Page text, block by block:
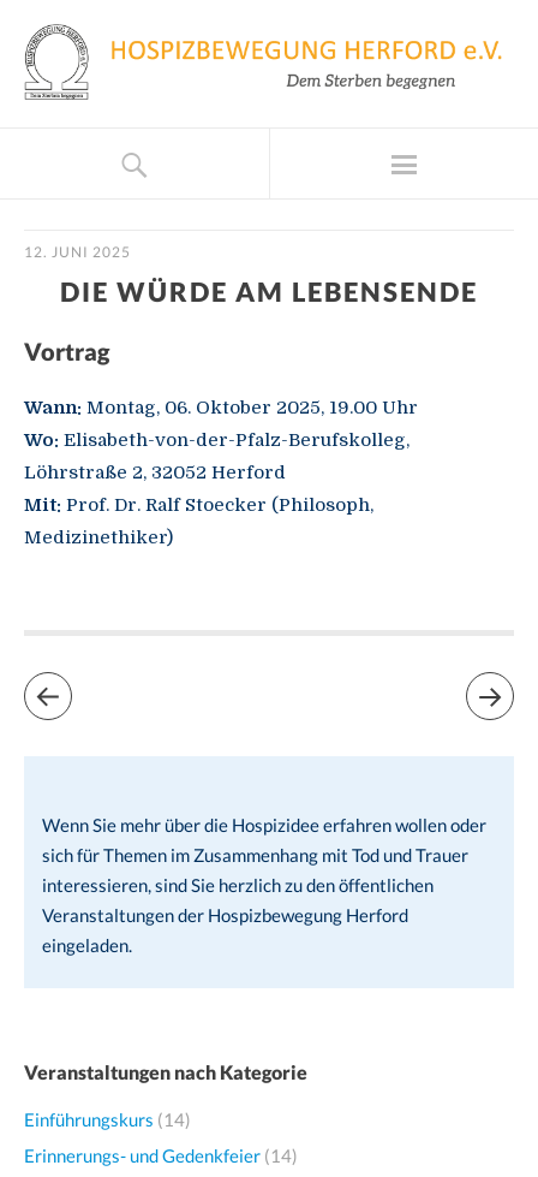
12. JUNI 2025
DIE WÜRDE AM LEBENSENDE
Vortrag
Wann: Montag, 06. Oktober 2025, 19.00 Uhr
Wo: Elisabeth-von-der-Pfalz-Berufskolleg,
Löhrstraße 2, 32052 Herford
Mit: Prof. Dr. Ralf Stoecker (Philosoph,
Medizinethiker)
Wenn Sie mehr über die Hospizidee erfahren wollen oder
sich für Themen im Zusammenhang mit Tod und Trauer
interessieren, sind Sie herzlich zu den öffentlichen
Veranstaltungen der Hospizbewegung Herford
eingeladen.
Veranstaltungen nach Kategorie
Einführungskurs (14)
Erinnerungs- und Gedenkfeier (14)